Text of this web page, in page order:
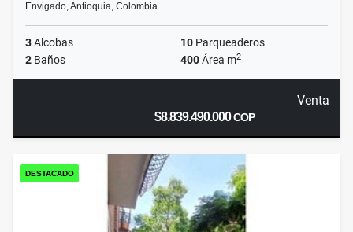
Envigado, Antioquia, Colombia
3Alcobas 10 Parqueaderos
2 Baños 400Área m2
Venta
$8.839.490.000COP
DESTACADO